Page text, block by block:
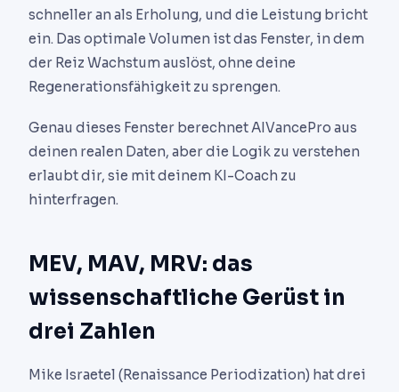
schneller an als Erholung, und die Leistung bricht
ein. Das optimale Volumen ist das Fenster, in dem
der Reiz Wachstum auslöst, ohne deine
Regenerationsfähigkeit zu sprengen.
Genau dieses Fenster berechnet AIVancePro aus
deinen realen Daten, aber die Logik zu verstehen
erlaubt dir, sie mit deinem KI-Coach zu
hinterfragen.
MEV, MAV, MRV: das
wissenschaftliche Gerüst in
drei Zahlen
Mike Israetel (Renaissance Periodization) hat drei